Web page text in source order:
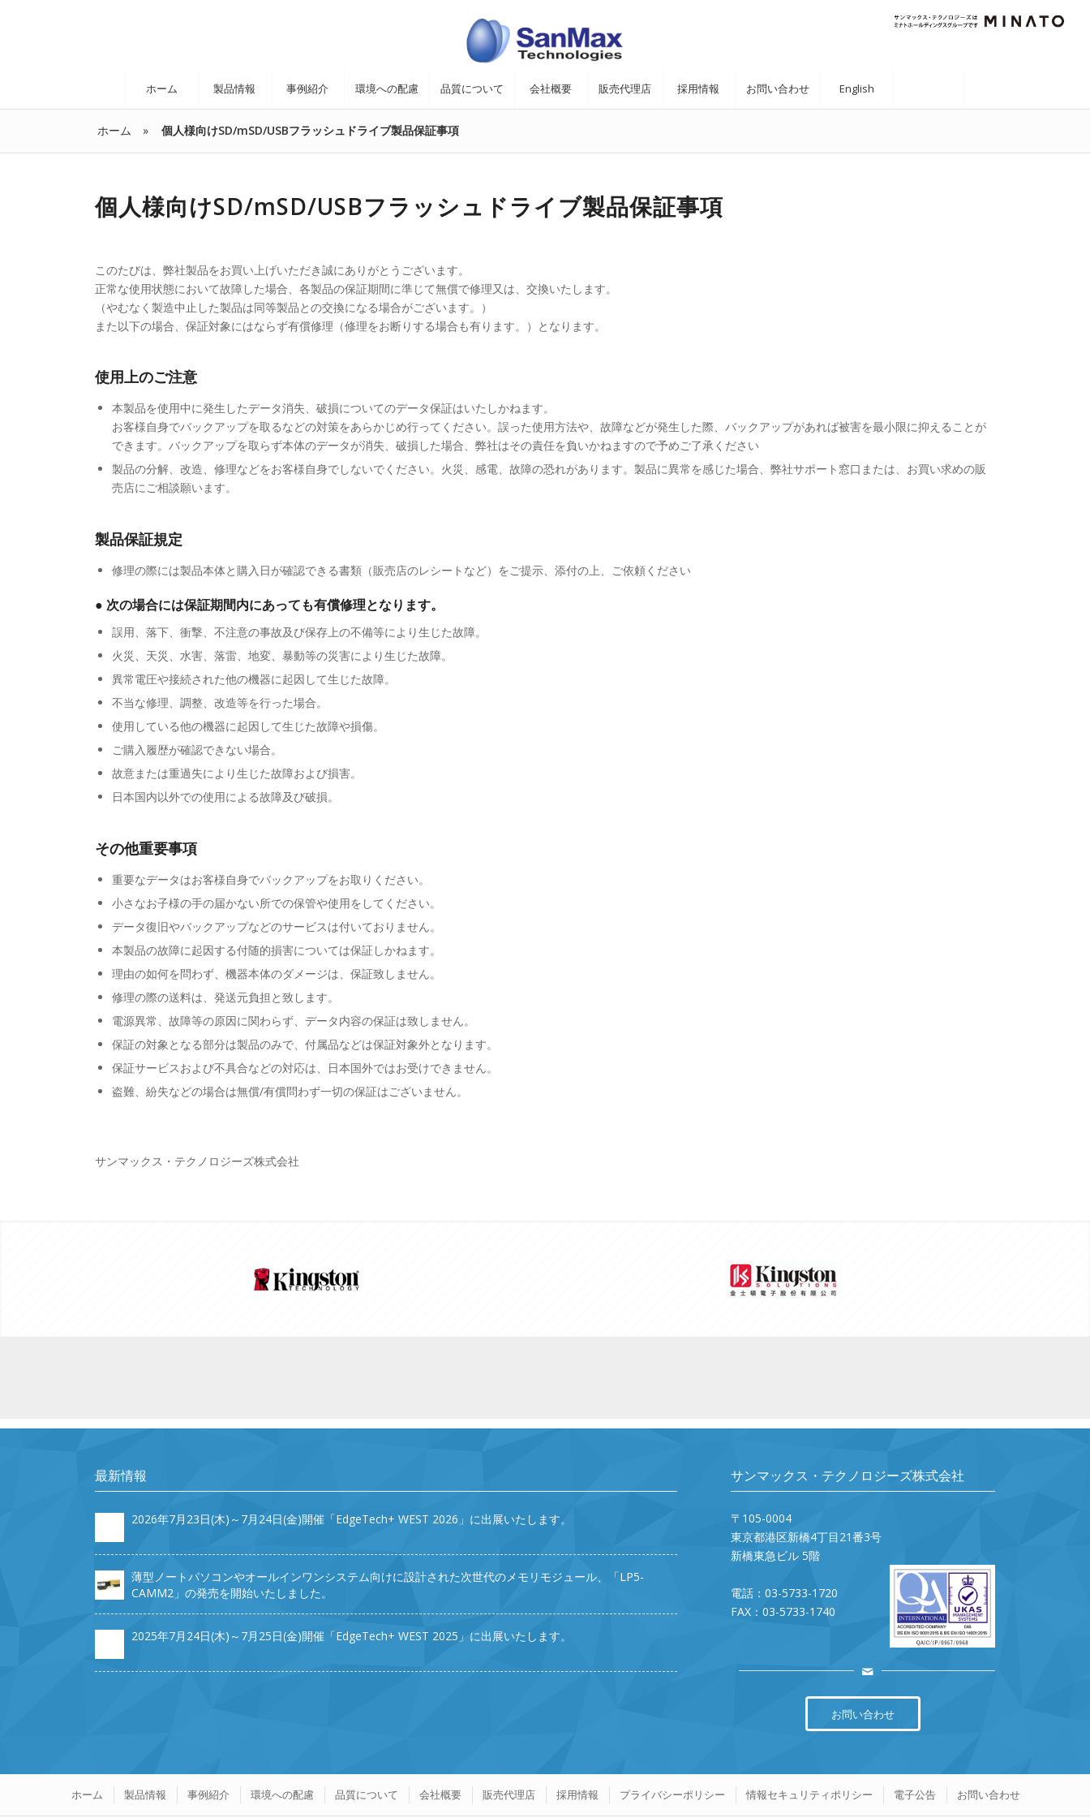
ホーム 製品情報 事例紹介 環境への配慮 品質について 会社概要 販売代理店 採用情報 お問い合わせ English
ホーム 個人様向けSD/mSD/USBフラッシュドライブ製品保証事項
個人様向けSD/mSD/USBフラッシュドライブ製品保証事項
このたびは、弊社製品をお買い上げいただき誠にありがとうございます。
正常な使用状態において故障した場合、各製品の保証期間に準じて無償で修理又は、交換いたします。
（やむなく製造中止した製品は同等製品との交換になる場合がございます。）
また以下の場合、保証対象にはならず有償修理（修理をお断りする場合も有ります。）となります。
使用上のご注意
本製品を使用中に発生したデータ消失、破損についてのデータ保証はいたしかねます。
お客様自身でバックアップを取るなどの対策をあらかじめ行ってください。誤った使用方法や、故障などが発生した際、バックアップがあれば被害を最小限に抑えることが
できます。バックアップを取らず本体のデータが消失、破損した場合、弊社はその責任を負いかねますので予めご了承ください
製品の分解、改造、修理などをお客様自身でしないでください。火災、感電、故障の恐れがあります。製品に異常を感じた場合、弊社サポート窓口または、お買い求めの販
売店にご相談願います。
製品保証規定
修理の際には製品本体と購入日が確認できる書類（販売店のレシートなど）をご提示、添付の上、ご依頼ください
● 次の場合には保証期間内にあっても有償修理となります。
誤用、落下、衝撃、不注意の事故及び保存上の不備等により生じた故障。
火災、天災、水害、落雷、地変、暴動等の災害により生じた故障。
異常電圧や接続された他の機器に起因して生じた故障。
不当な修理、調整、改造等を行った場合。
使用している他の機器に起因して生じた故障や損傷。
ご購入履歴が確認できない場合。
故意または重過失により生じた故障および損害。
日本国内以外での使用による故障及び破損。
その他重要事項
重要なデータはお客様自身でバックアップをお取りください。
小さなお子様の手の届かない所での保管や使用をしてください。
データ復旧やバックアップなどのサービスは付いておりません。
本製品の故障に起因する付随的損害については保証しかねます。
理由の如何を問わず、機器本体のダメージは、保証致しません。
修理の際の送料は、発送元負担と致します。
電源異常、故障等の原因に関わらず、データ内容の保証は致しません。
保証の対象となる部分は製品のみで、付属品などは保証対象外となります。
保証サービスおよび不具合などの対応は、日本国外ではお受けできません。
盗難、紛失などの場合は無償/有償問わず一切の保証はございません。
サンマックス・テクノロジーズ株式会社
最新情報
2026年7月23日(木)～7月24日(金)開催「EdgeTech+ WEST 2026」に出展いたします。
薄型ノートパソコンやオールインワンシステム向けに設計された次世代のメモリモジュール、「LP5-
CAMM2」の発売を開始いたしました。
2025年7月24日(木)～7月25日(金)開催「EdgeTech+ WEST 2025」に出展いたします。
サンマックス・テクノロジーズ株式会社
〒105-0004
東京都港区新橋4丁目21番3号
新橋東急ビル 5階
電話：03-5733-1720
FAX：03-5733-1740
お問い合わせ
ホーム 製品情報 事例紹介 環境への配慮 品質について 会社概要 販売代理店 採用情報 プライバシーポリシー 情報セキュリティポリシー 電子公告 お問い合わせ